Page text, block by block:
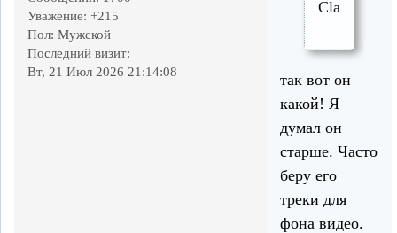
Уважение: +215
Пол: Мужской
Последний визит:
Вт, 21 Июл 2026 21:14:08
Clayderman
так вот он
какой! Я
думал он
старше. Часто
беру его
треки для
фона видео.